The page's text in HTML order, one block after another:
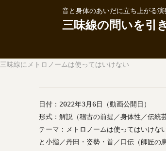
音と身体のあいだに立ち上がる演
三味線の問いを引
三味線にメトロノームは使ってはいけない
日付：2022年3月6日（動画公開日）
形式：解説（稽古の前提／身体性／伝統芸
テーマ：メトロノームは使ってはいけな
と小指／丹田・姿勢・首／口伝（師匠の